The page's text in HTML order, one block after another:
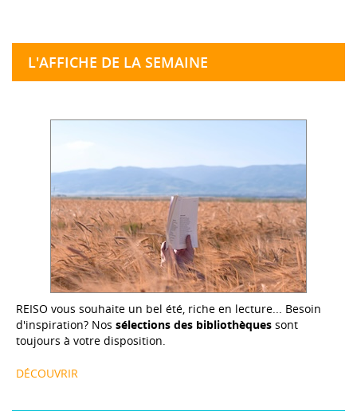
L'AFFICHE DE LA SEMAINE
REISO vous souhaite un bel été, riche en lecture... Besoin
d'inspiration? Nos sélections des bibliothèques sont
toujours à votre disposition.
DÉCOUVRIR